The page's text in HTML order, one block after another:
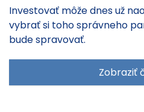
Investovať môže dnes už
vybrať si toho správneho
bude spravovať.
Zobraziť